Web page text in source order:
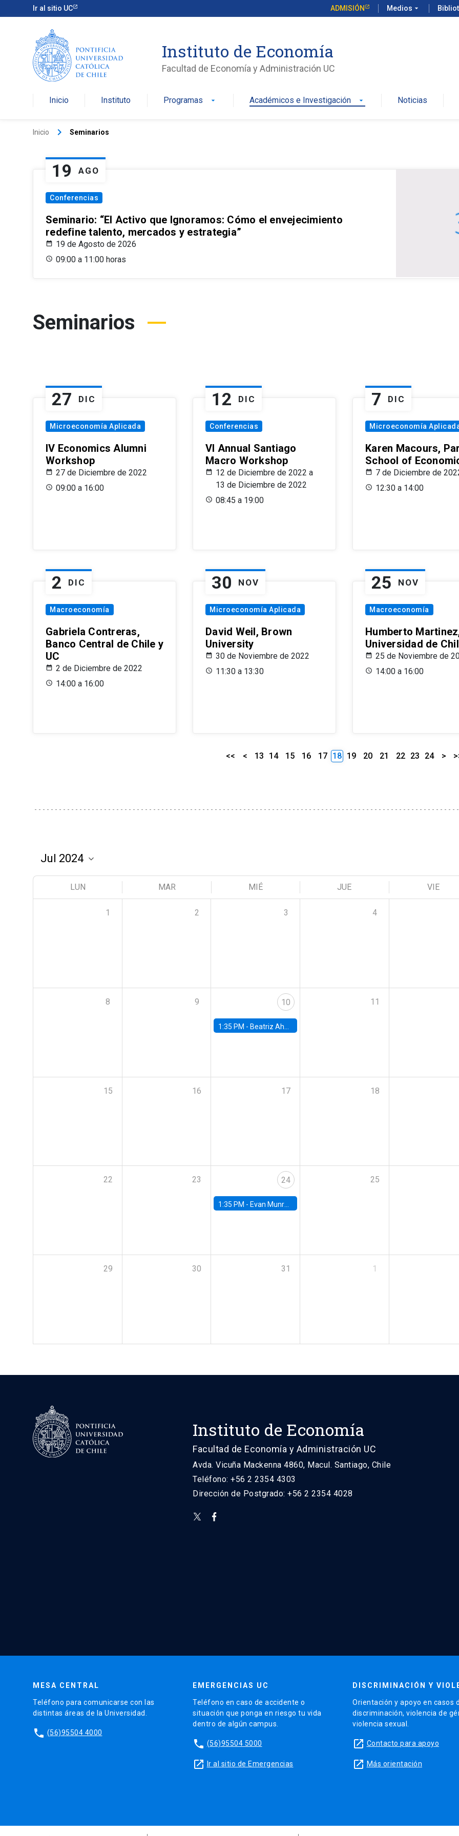
Ir al sitio UC ADMISIÓN Medios arrow_drop_down
Instituto de Economía
Facultad de Economía y Administración UC
Inicio Instituto Programas arrow_drop_down Académicos e Investigación arrow_drop_down Noticias
Inicio keyboard_arrow_right Seminarios
19 AGO
Conferencias
Seminario: “El Activo que Ignoramos: Cómo el envejecimiento
redefine talento, mercados y estrategia”
19 de Agosto de 2026
09:00 a 11:00 horas
Seminarios
27 DIC
Microeconomía Aplicada
IV Economics Alumni
Workshop
27 de Diciembre de 2022
09:00 a 16:00
12 DIC
Conferencias
VI Annual Santiago
Macro Workshop
12 de Diciembre de 2022 a
13 de Diciembre de 2022
08:45 a 19:00
7 DIC
Microeconomía
Karen Macours,
School of
7 de Diciembre de
12:30 a 14:00
2 DIC
Macroeconomía
Gabriela Contreras,
Banco Central de Chile y
UC
2 de Diciembre de 2022
14:00 a 16:00
30 NOV
Microeconomía Aplicada
David Weil, Brown
University
30 de Noviembre de 2022
11:30 a 13:30
25 NOV
Macroeconomía
Humberto
Universidad de
25 de Noviembre de
14:00 a 16:00
<< < 13 14 15 16 17 18 19 20 21 22 23 24 >
LUN MAR MIÉ JUE VIE
1 2 3 4
8 9 10
1:35 PM - Beatriz Ahumada, PhD candidate, Universidad de Pittsburgh
11
15 16 17 18
22 23 24
1:35 PM - Evan Munro, Neyman Visiting Assistant Professor in the Department of Statistics at UC Berkeley
25
29 30 31 1
Instituto de Economía
Facultad de Economía y Administración UC
Avda. Vicuña Mackenna 4860, Macul. Santiago, Chile
Teléfono: +56 2 2354 4303
Dirección de Postgrado: +56 2 2354 4028
MESA CENTRAL
Teléfono para comunicarse con las
distintas áreas de la Universidad.
phone (56)95504 4000
EMERGENCIAS UC
Teléfono en caso de accidente o
situación que ponga en riesgo tu vida
dentro de algún campus.
phone (56)95504 5000
launch Ir al sitio de Emergencias
DISCRIMINACIÓN Y
Orientación y apoyo en casos
discriminación, violencia de
violencia sexual.
launch Contacto para apoyo
launch Más orientación